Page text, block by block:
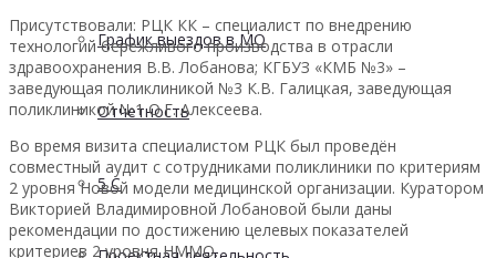
График выездов в МО
Отчетность
5 С
Присутствовали: РЦК КК – специалист по внедрению
технологий бережливого производства в отрасли
здравоохранения В.В. Лобанова; КГБУЗ «КМБ №3» –
заведующая поликлиникой №3 К.В. Галицкая, заведующая
поликлиникой №1 О.Г. Алексеева.
Во время визита специалистом РЦК был проведён
совместный аудит с сотрудниками поликлиники по критериям
2 уровня Новой модели медицинской организации. Куратором
Викторией Владимировной Лобановой были даны
рекомендации по достижению целевых показателей
критериев 2 уровня НММО.